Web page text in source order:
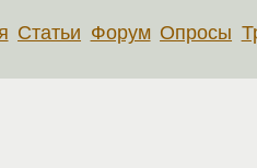
Статьи Форум Опросы